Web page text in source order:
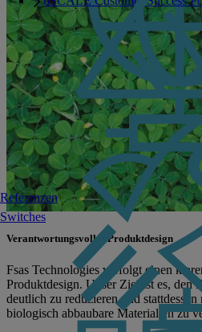
Switches
Referenzen
Verantwortungsvolles Produktdesign
Fsas Technologies verfolgt einen
Produktdesign. Unser Ziel ist es, den
deutlich zu reduzieren und
biologisch abbaubare Materialien zu